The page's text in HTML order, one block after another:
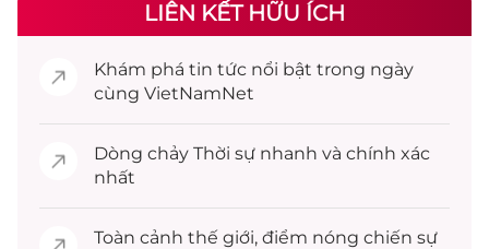
LIÊN KẾT HỮU ÍCH
Khám phá tin tức nổi bật trong ngày
cùng VietNamNet
Dòng chảy Thời sự nhanh và chính xác
nhất
Toàn cảnh thế giới, điểm nóng chiến sự